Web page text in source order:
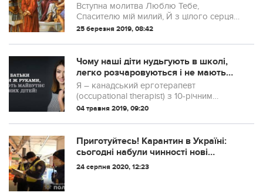
Вступна молитва Люблю Тебе,
Спасителю мій милий, Й з цілого серця
жалую за те, Що вороrам Твоїм додав я
25 березня 2019, 08:42
Чому наші діти нудьгують в школі,
легко розчаровуються і не мають
справжніх друзів?
Я – канадський ерготерапевт
(occupational therapist) з 10-річним
стажем роботи з дітьми, батьками і
діяльності я спостерігаю у дітей страшну
тенденц...
04 травня 2019, 09:20
Приготуйтесь! Карантин в Україні:
сьогодні набули чинності нові
обмеження
24 серпня 2020, 12:23